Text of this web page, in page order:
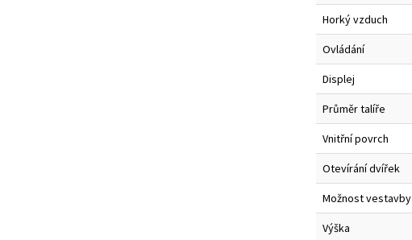
Horký vzduch
Ovládání
Displej
Průměr talíře
Vnitřní povrch
Otevírání dvířek
Možnost vestavby
Výška